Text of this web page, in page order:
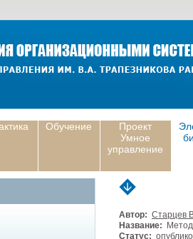
Обучение
Проект
Умное
управление
Автор: Старцев
Название:
Статус: